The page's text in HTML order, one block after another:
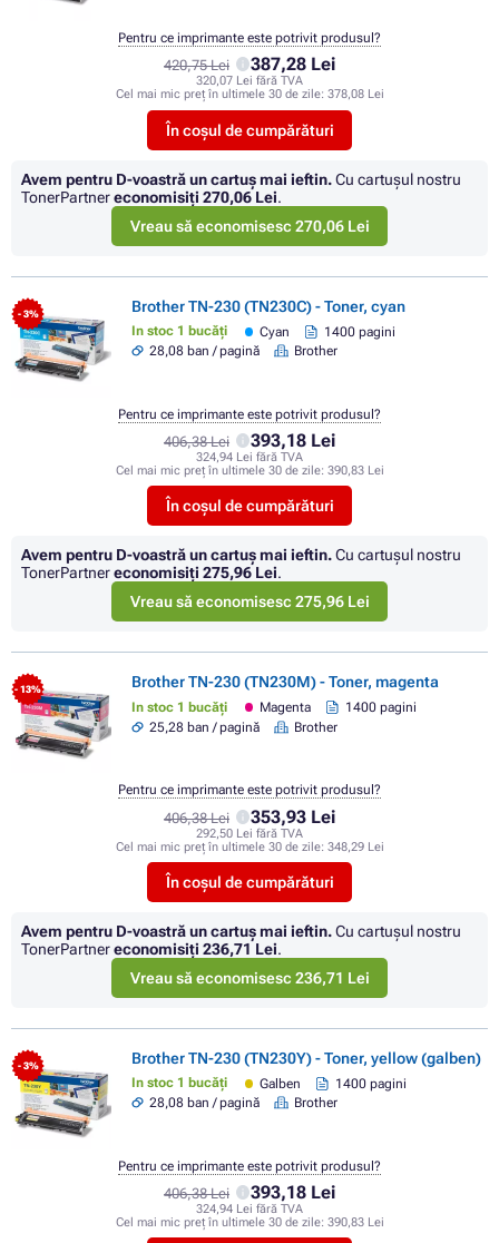
420,75 Lei 387,28 Lei
320,07 Lei fără TVA
Cel mai mic preț în ultimele 30 de zile: 378,08 Lei
În coșul de cumpărături
Pentru ce imprimante este potrivit produsul?
Avem pentru D-voastră un cartuș mai ieftin.Cu cartuşul nostru
TonerPartnereconomisiţi 270,06 Lei.
Vreau să economisesc 270,06 Lei
- 3% Brother TN-230 (TN230C) - Toner, cyan
In stoc 1 bucăți Cyan
1400 pagini
28,08 ban / pagină
Brother
406,38 Lei 393,18 Lei
324,94 Lei fără TVA
Cel mai mic preț în ultimele 30 de zile: 390,83 Lei
În coșul de cumpărături
Pentru ce imprimante este potrivit produsul?
Avem pentru D-voastră un cartuș mai ieftin.Cu cartuşul nostru
TonerPartnereconomisiţi 275,96 Lei.
Vreau să economisesc 275,96 Lei
- 13% Brother TN-230 (TN230M) - Toner, magenta
In stoc 1 bucăți Magenta
1400 pagini
25,28 ban / pagină
Brother
406,38 Lei 353,93 Lei
292,50 Lei fără TVA
Cel mai mic preț în ultimele 30 de zile: 348,29 Lei
În coșul de cumpărături
Pentru ce imprimante este potrivit produsul?
Avem pentru D-voastră un cartuș mai ieftin.Cu cartuşul nostru
TonerPartnereconomisiţi 236,71 Lei.
Vreau să economisesc 236,71 Lei
- 3% Brother TN-230 (TN230Y) - Toner, yellow (galben)
In stoc 1 bucăți Galben
1400 pagini
28,08 ban / pagină
Brother
406,38 Lei 393,18 Lei
324,94 Lei fără TVA
Cel mai mic preț în ultimele 30 de zile: 390,83 Lei
Pentru ce imprimante este potrivit produsul?